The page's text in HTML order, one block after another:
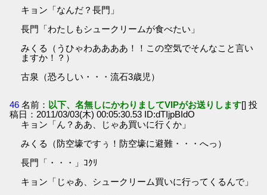
キョン「なんだ？長門」
長門「わたしもシュークリームが食べたい」
みくる（うひゃわああああ！！この空気でそんなこと言い
ますか！？）
古泉（恐ろしい・・・流石3歳児）
46 名前： 以下、名無しにかわりましてVIPがお送りします[] 投
稿日：2011/03/03(木) 00:05:30.53 ID:dTIjpBIdO
キョン「ん？ああ、じゃあ買いに行くか」
みくる（防空壕ですぅ！防空壕に避難・・・へっ）
長門「・・・」ｺｸﾘ
キョン「じゃあ、シュークリーム買いに行ってくるんで」